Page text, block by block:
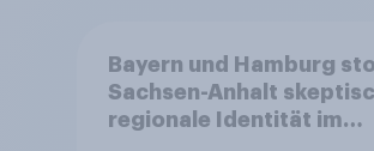
Bayern und Hamburg
Sachsen-Anhalt
regionale Identität im